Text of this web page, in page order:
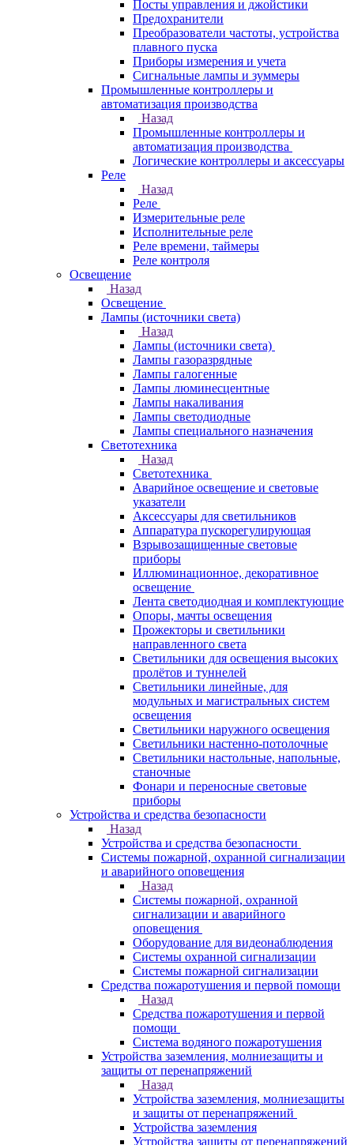
Посты управления и джойстики
Предохранители
Преобразователи частоты, устройства
плавного пуска
Приборы измерения и учета
Сигнальные лампы и зуммеры
Промышленные контроллеры и
автоматизация производства
Назад
Промышленные контроллеры и
автоматизация производства
Логические контроллеры и аксессуары
Реле
Назад
Реле
Измерительные реле
Исполнительные реле
Реле времени, таймеры
Реле контроля
Освещение
Назад
Освещение
Лампы (источники света)
Назад
Лампы (источники света)
Лампы газоразрядные
Лампы галогенные
Лампы люминесцентные
Лампы накаливания
Лампы светодиодные
Лампы специального назначения
Светотехника
Назад
Светотехника
Аварийное освещение и световые
указатели
Аксессуары для светильников
Аппаратура пускорегулирующая
Взрывозащищенные световые
приборы
Иллюминационное, декоративное
освещение
Лента светодиодная и комплектующие
Опоры, мачты освещения
Прожекторы и светильники
направленного света
Светильники для освещения высоких
пролётов и туннелей
Светильники линейные, для
модульных и магистральных систем
освещения
Светильники наружного освещения
Светильники настенно-потолочные
Светильники настольные, напольные,
станочные
Фонари и переносные световые
приборы
Устройства и средства безопасности
Назад
Устройства и средства безопасности
Системы пожарной, охранной сигнализации
и аварийного оповещения
Назад
Системы пожарной, охранной
сигнализации и аварийного
оповещения
Оборудование для видеонаблюдения
Системы охранной сигнализации
Системы пожарной сигнализации
Средства пожаротушения и первой помощи
Назад
Средства пожаротушения и первой
помощи
Система водяного пожаротушения
Устройства заземления, молниезащиты и
защиты от перенапряжений
Назад
Устройства заземления, молниезащиты
и защиты от перенапряжений
Устройства заземления
Устройства защиты от перенапряжений